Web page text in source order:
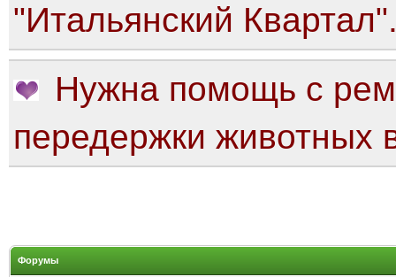
"Итальянский
Нужна помощь с
передержки животных
Форумы